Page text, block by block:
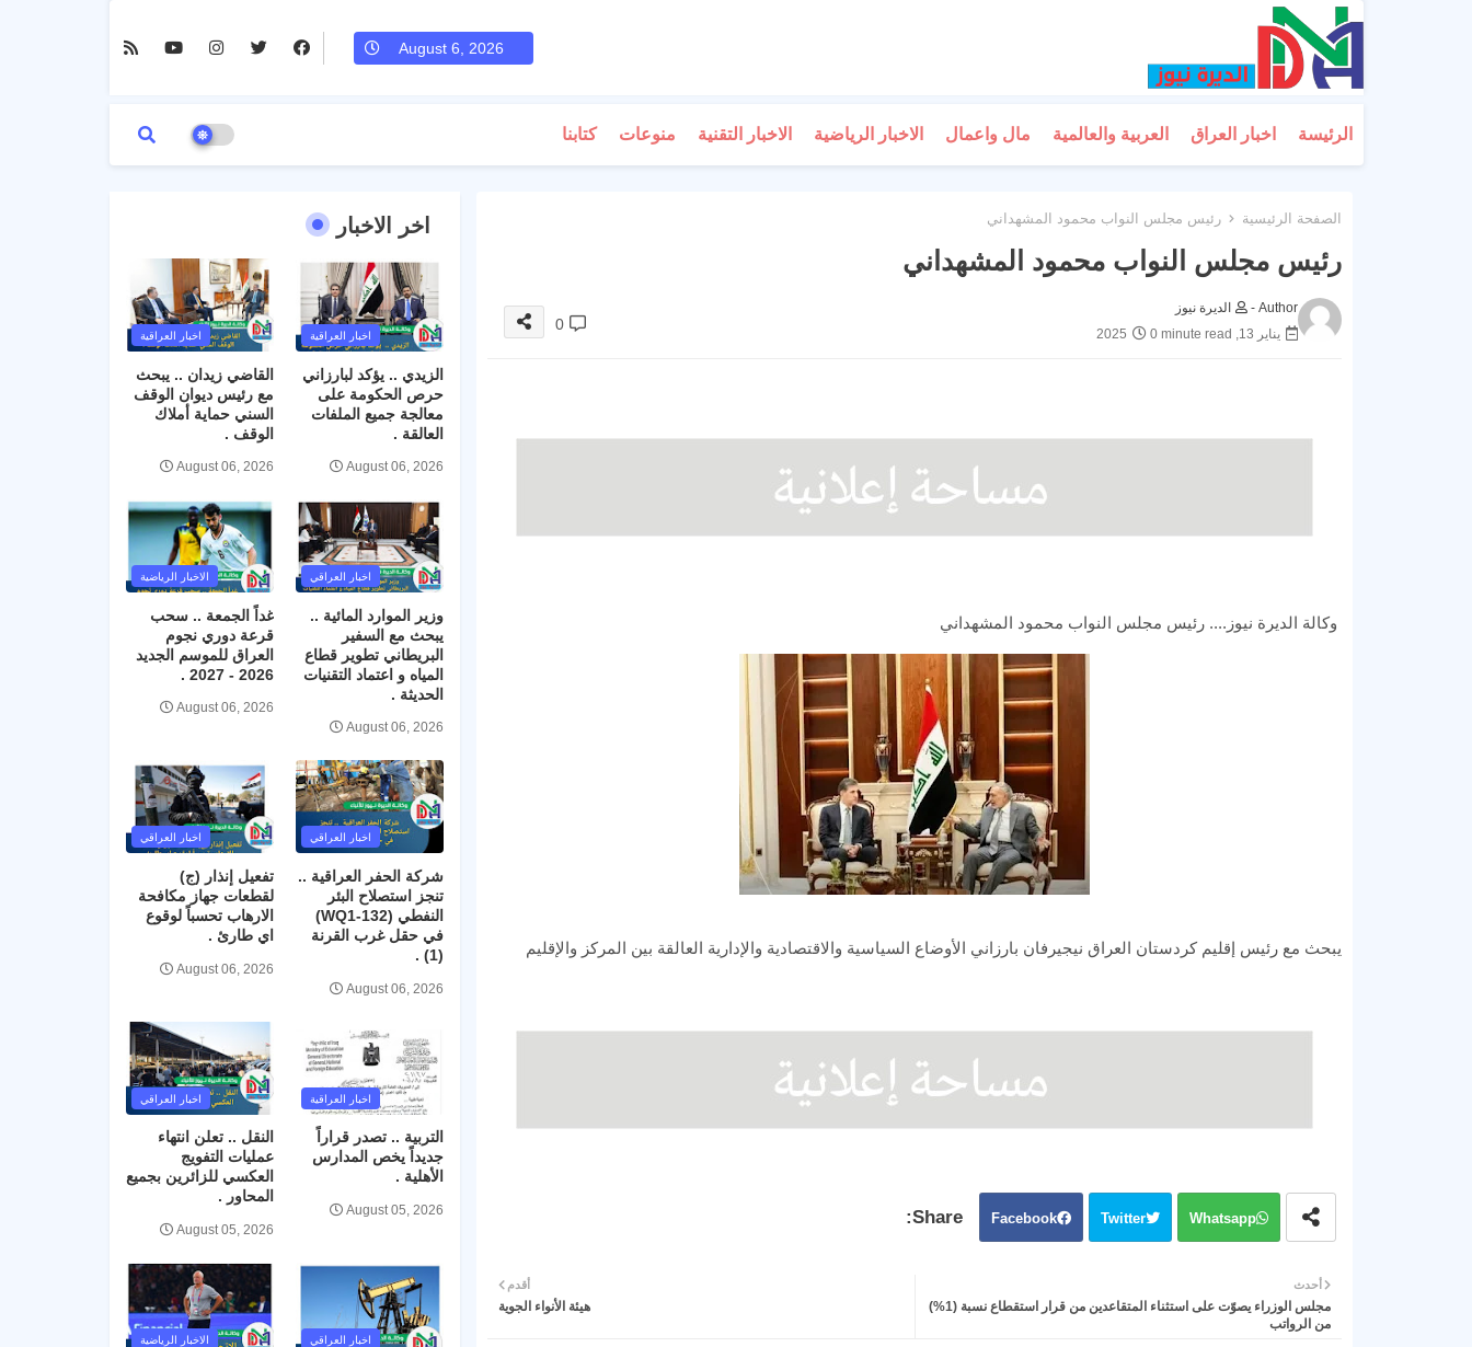
August 6, 2026
الرئيسة اخبار العراق العربية والعالمية مال واعمال الاخبار الرياضية الاخبار التقنية منوعات كتابنا
الصفحة الرئيسية رئيس مجلس النواب محمود المشهداني
رئيس مجلس النواب محمود المشهداني
Author -
الديرة نيوز
يناير 13, 2025
0 minute read
0
وكالة الديرة نيوز.... رئيس مجلس النواب محمود المشهداني
يبحث مع رئيس إقليم كردستان العراق نيجيرفان بارزاني الأوضاع السياسية والاقتصادية والإدارية العالقة بين المركز والإقليم
Facebook Twitter Whatsapp
أحدث
مجلس الوزراء يصوّت على استثناء المتقاعدين من قرار استقطاع نسبة (1%)
من الرواتب
أقدم
هيئة الأنواء الجوية
اخر الاخبار
اخبار العراقية
الزيدي .. يؤكد لبارزاني
حرص الحكومة على
معالجة جميع الملفات
العالقة .
August 06, 2026
اخبار العراقية
القاضي زيدان .. يبحث
مع رئيس ديوان الوقف
السني حماية أملاك
الوقف .
August 06, 2026
اخبار العراقي
وزير الموارد المائية ..
يبحث مع السفير
البريطاني تطوير قطاع
المياه و اعتماد التقنيات
الحديثة .
August 06, 2026
الاخبار الرياضية
غداً الجمعة .. سحب
قرعة دوري نجوم
العراق للموسم الجديد
2026 - 2027 .
August 06, 2026
اخبار العراقي
شركة الحفر العراقية ..
تنجز استصلاح البئر
النفطي (WQ1-132)
في حقل غرب القرنة
(1) .
August 06, 2026
اخبار العراقي
تفعيل إنذار (ج)
لقطعات جهاز مكافحة
الارهاب تحسباً لوقوع
اي طارئ .
August 06, 2026
اخبار العراقية
التربية .. تصدر قراراً
جديداً يخص المدارس
الأهلية .
August 05, 2026
اخبار العراقي
النقل .. تعلن انتهاء
عمليات التفويج
العكسي للزائرين بجميع
المحاور .
August 05, 2026
اخبار العراقي الاخبار الرياضية